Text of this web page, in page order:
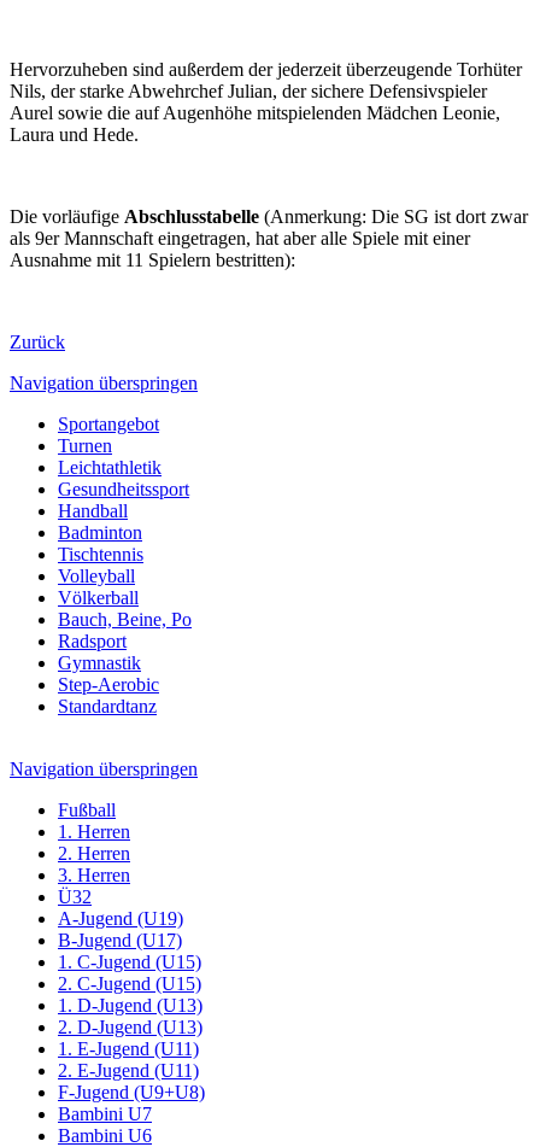
Hervorzuheben sind außerdem der jederzeit überzeugende Torhüter
Nils, der starke Abwehrchef Julian, der sichere Defensivspieler
Aurel sowie die auf Augenhöhe mitspielenden Mädchen Leonie,
Laura und Hede.
Die vorläufige Abschlusstabelle (Anmerkung: Die SG ist dort zwar
als 9er Mannschaft eingetragen, hat aber alle Spiele mit einer
Ausnahme mit 11 Spielern bestritten):
Zurück
Navigation überspringen
Sportangebot
Turnen
Leichtathletik
Gesundheitssport
Handball
Badminton
Tischtennis
Volleyball
Völkerball
Bauch, Beine, Po
Radsport
Gymnastik
Step-Aerobic
Standardtanz
Navigation überspringen
Fußball
1. Herren
2. Herren
3. Herren
Ü32
A-Jugend (U19)
B-Jugend (U17)
1. C-Jugend (U15)
2. C-Jugend (U15)
1. D-Jugend (U13)
2. D-Jugend (U13)
1. E-Jugend (U11)
2. E-Jugend (U11)
F-Jugend (U9+U8)
Bambini U7
Bambini U6